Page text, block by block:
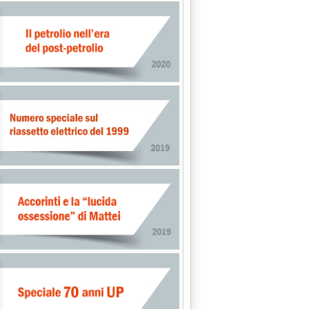
la riconferma di Mesini a presidente del Comitato offshore'